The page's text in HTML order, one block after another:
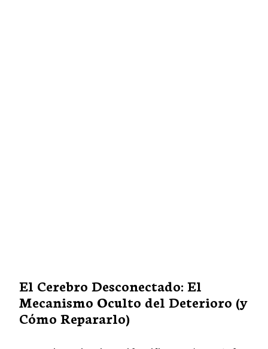
El Cerebro Desconectado: El
Mecanismo Oculto del Deterioro (y
Cómo Repararlo)